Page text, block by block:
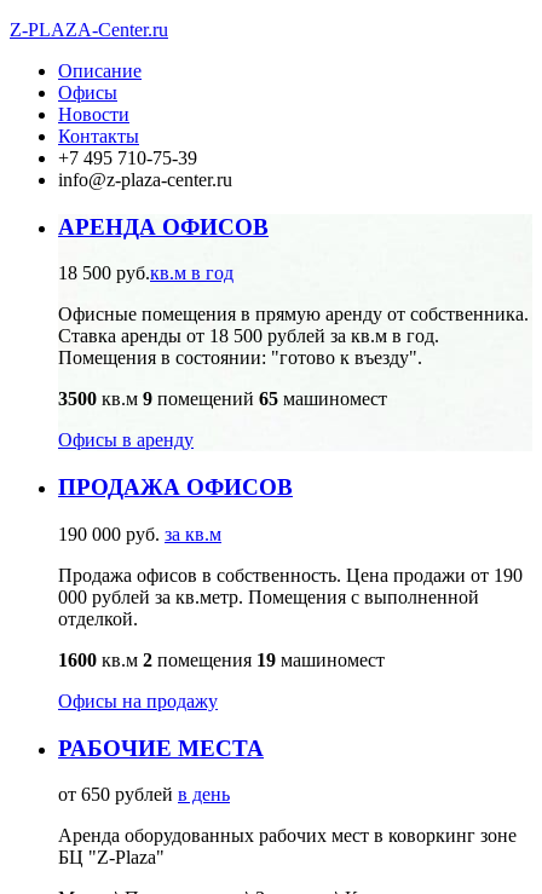
Z-PLAZA-Center.ru
Описание
Офисы
Новости
Контакты
+7 495 710-75-39
info@z-plaza-center.ru
АРЕНДА ОФИСОВ
18 500 руб.кв.м в год
Офисные помещения в прямую аренду от собственника.
Ставка аренды от 18 500 рублей за кв.м в год.
Помещения в состоянии: "готово к въезду".
3500 кв.м 9 помещений 65 машиномест
Офисы в аренду
ПРОДАЖА ОФИСОВ
190 000 руб. за кв.м
Продажа офисов в собственность. Цена продажи от 190
000 рублей за кв.метр. Помещения с выполненной
отделкой.
1600 кв.м 2 помещения 19 машиномест
Офисы на продажу
РАБОЧИЕ МЕСТА
от 650 рублей в день
Аренда оборудованных рабочих мест в коворкинг зоне
БЦ "Z-Plaza"